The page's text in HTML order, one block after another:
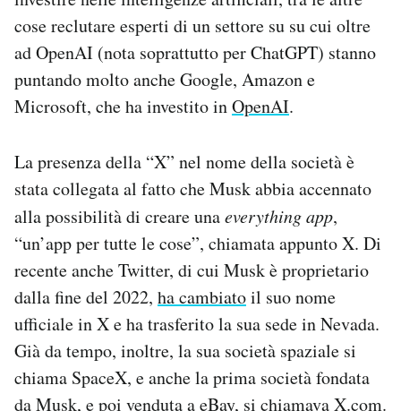
cose reclutare esperti di un settore su su cui oltre
ad OpenAI (nota soprattutto per ChatGPT) stanno
puntando molto anche Google, Amazon e
Microsoft, che ha investito inOpenAI.
La presenza della “X” nel nome della società è
stata collegata al fatto che Musk abbia accennato
alla possibilità di creare unaeverything app,
“un’app per tutte le cose”, chiamata appunto X. Di
recente anche Twitter, di cui Musk è proprietario
dalla fine del 2022, ha cambiatoil suo nome
ufficiale in X e ha trasferito la sua sede in Nevada.
Già da tempo, inoltre, la sua società spaziale si
chiama SpaceX, e anche la prima società fondata
da Musk, e poi venduta a eBay, si chiamava X.com.